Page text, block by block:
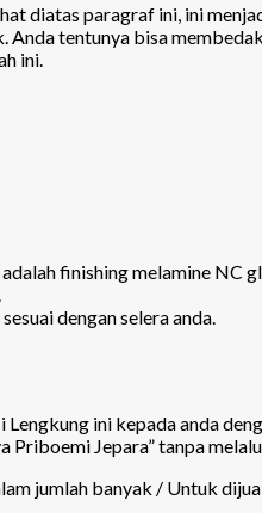
diatas paragraf ini, ini
tentunya bisa
ini.
finishing melamine NC
dengan selera anda.
ini kepada anda
Priboemi Jepara” tanpa
jumlah banyak / Untuk